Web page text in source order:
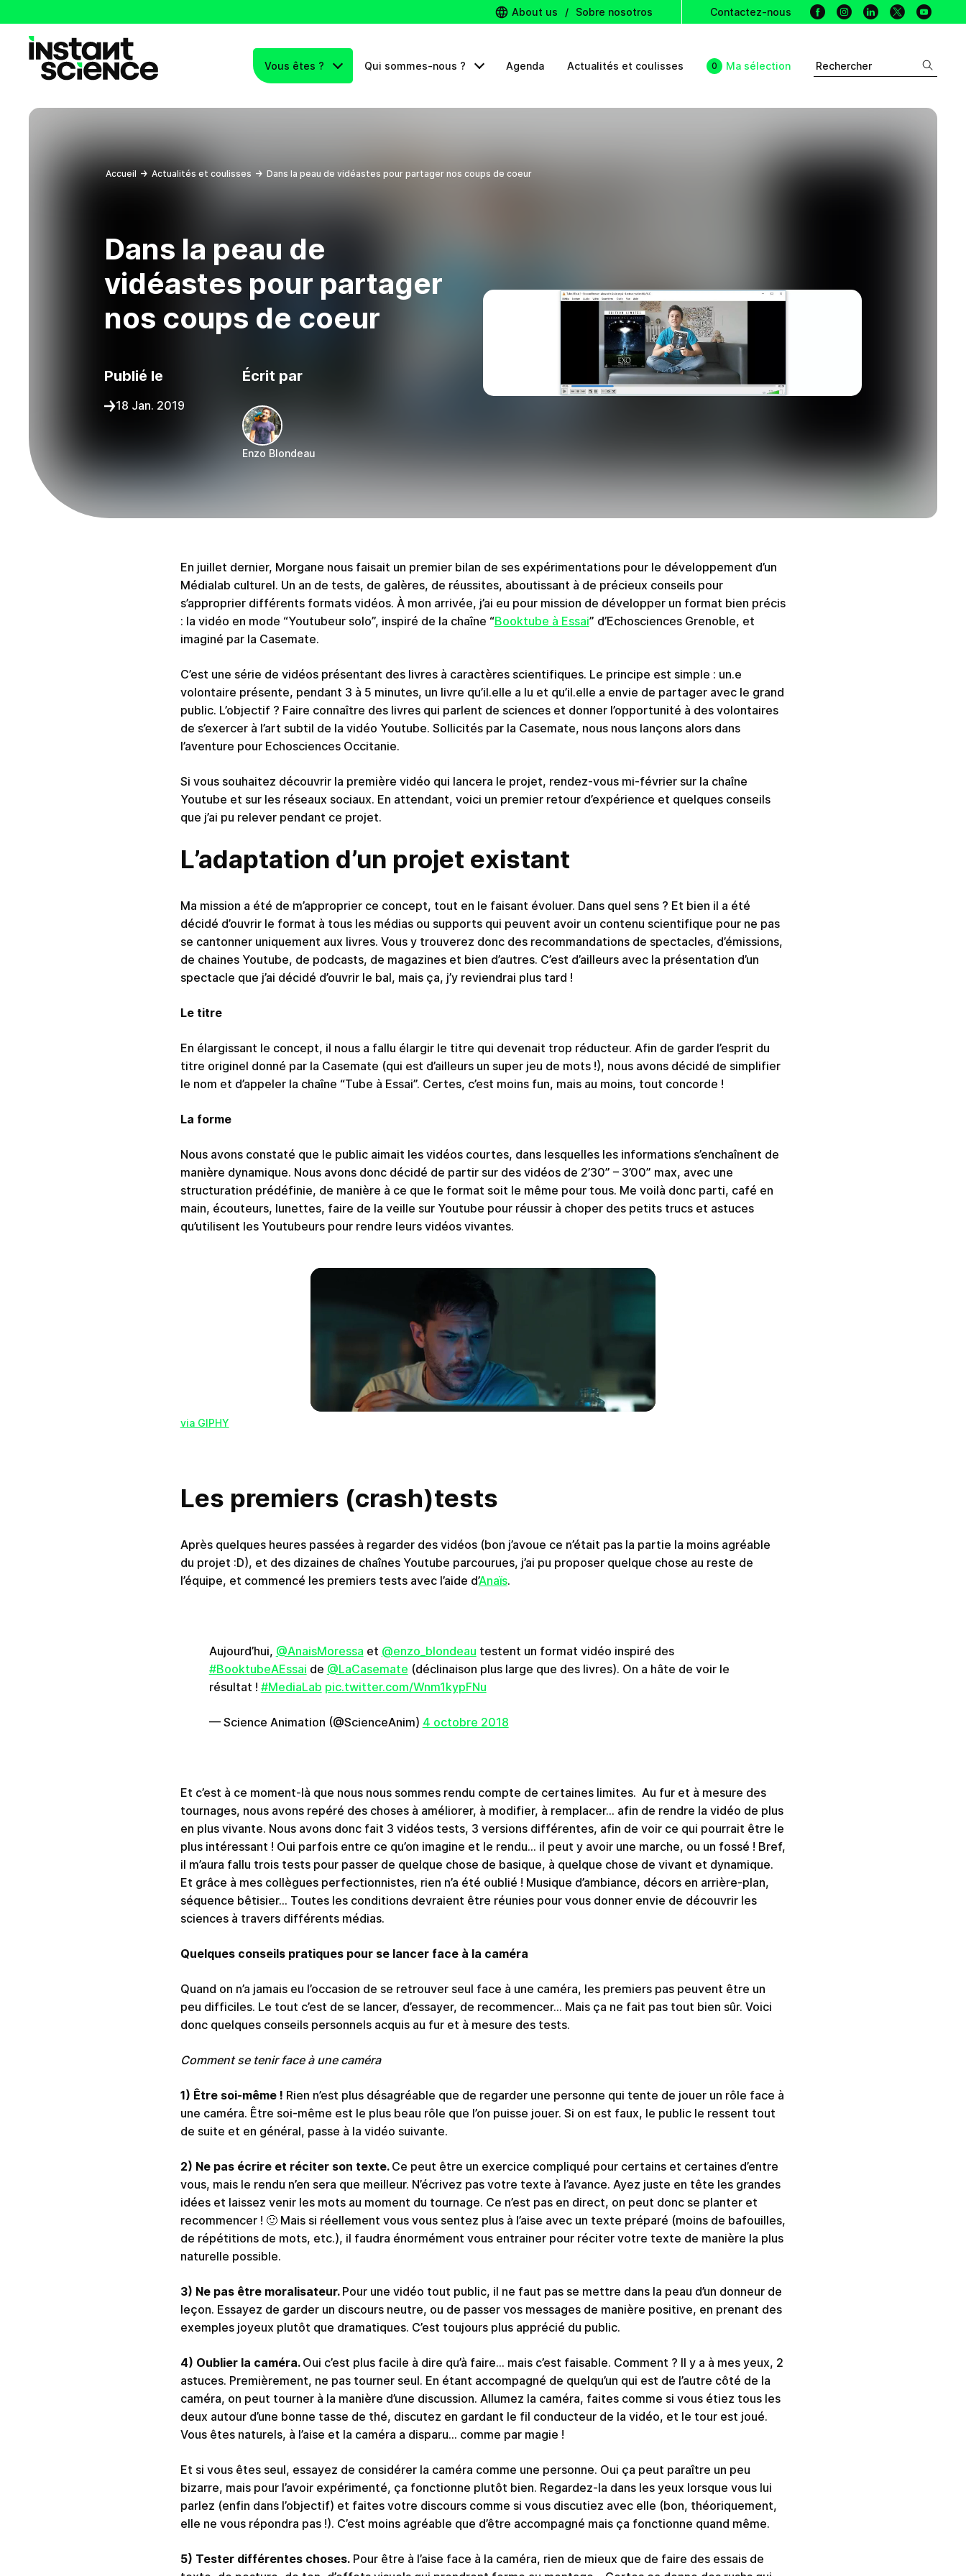
About us / Sobre nosotros Contactez-nous Facebook
Instagram
Linkedin
X
Vous êtes ? Qui sommes-nous ? Agenda Actualités et coulisses Ma sélection Rechercher
Accueil Actualités et coulisses Dans la peau de vidéastes pour partager nos coups de coeur
Dans la peau de
vidéastes pour partager
nos coups de coeur
Publié le
18 Jan. 2019
Écrit par
Enzo Blondeau
En juillet dernier, Morgane nous faisait un premier bilan de ses expérimentations pour le développement d’un
Médialab culturel. Un an de tests, de galères, de réussites, aboutissant à de précieux conseils pour
s’approprier différents formats vidéos. À mon arrivée, j’ai eu pour mission de développer un format bien précis
: la vidéo en mode “Youtubeur solo”, inspiré de la chaîne “Booktube à Essai” d’Echosciences Grenoble, et
imaginé par la Casemate.
C’est une série de vidéos présentant des livres à caractères scientifiques. Le principe est simple : un.e
volontaire présente, pendant 3 à 5 minutes, un livre qu’il.elle a lu et qu’il.elle a envie de partager avec le grand
public. L’objectif ? Faire connaître des livres qui parlent de sciences et donner l’opportunité à des volontaires
de s’exercer à l’art subtil de la vidéo Youtube. Sollicités par la Casemate, nous nous lançons alors dans
l’aventure pour Echosciences Occitanie.
Si vous souhaitez découvrir la première vidéo qui lancera le projet, rendez-vous mi-février sur la chaîne
Youtube et sur les réseaux sociaux. En attendant, voici un premier retour d’expérience et quelques conseils
que j’ai pu relever pendant ce projet.
L’adaptation d’un projet existant
Ma mission a été de m’approprier ce concept, tout en le faisant évoluer. Dans quel sens ? Et bien il a été
décidé d’ouvrir le format à tous les médias ou supports qui peuvent avoir un contenu scientifique pour ne pas
se cantonner uniquement aux livres. Vous y trouverez donc des recommandations de spectacles, d’émissions,
de chaines Youtube, de podcasts, de magazines et bien d’autres. C’est d’ailleurs avec la présentation d’un
spectacle que j’ai décidé d’ouvrir le bal, mais ça, j’y reviendrai plus tard !
Le titre
En élargissant le concept, il nous a fallu élargir le titre qui devenait trop réducteur. Afin de garder l’esprit du
titre originel donné par la Casemate (qui est d’ailleurs un super jeu de mots !), nous avons décidé de simplifier
le nom et d’appeler la chaîne “Tube à Essai”. Certes, c’est moins fun, mais au moins, tout concorde !
La forme
Nous avons constaté que le public aimait les vidéos courtes, dans lesquelles les informations s’enchaînent de
manière dynamique. Nous avons donc décidé de partir sur des vidéos de 2’30” – 3’00” max, avec une
structuration prédéfinie, de manière à ce que le format soit le même pour tous. Me voilà donc parti, café en
main, écouteurs, lunettes, faire de la veille sur Youtube pour réussir à choper des petits trucs et astuces
qu’utilisent les Youtubeurs pour rendre leurs vidéos vivantes.
via GIPHY
Les premiers (crash)tests
Après quelques heures passées à regarder des vidéos (bon j’avoue ce n’était pas la partie la moins agréable
du projet :D), et des dizaines de chaînes Youtube parcourues, j’ai pu proposer quelque chose au reste de
l’équipe, et commencé les premiers tests avec l’aide d’Anaïs.
Aujourd’hui, @AnaisMoressa et @enzo_blondeau testent un format vidéo inspiré des
#BooktubeAEssai de @LaCasemate (déclinaison plus large que des livres). On a hâte de voir le
résultat ! #MediaLab pic.twitter.com/Wnm1kypFNu
— Science Animation (@ScienceAnim) 4 octobre 2018
Et c’est à ce moment-là que nous nous sommes rendu compte de certaines limites. Au fur et à mesure des
tournages, nous avons repéré des choses à améliorer, à modifier, à remplacer… afin de rendre la vidéo de plus
en plus vivante. Nous avons donc fait 3 vidéos tests, 3 versions différentes, afin de voir ce qui pourrait être le
plus intéressant ! Oui parfois entre ce qu’on imagine et le rendu… il peut y avoir une marche, ou un fossé ! Bref,
il m’aura fallu trois tests pour passer de quelque chose de basique, à quelque chose de vivant et dynamique.
Et grâce à mes collègues perfectionnistes, rien n’a été oublié ! Musique d’ambiance, décors en arrière-plan,
séquence bêtisier… Toutes les conditions devraient être réunies pour vous donner envie de découvrir les
sciences à travers différents médias.
Quelques conseils pratiques pour se lancer face à la caméra
Quand on n’a jamais eu l’occasion de se retrouver seul face à une caméra, les premiers pas peuvent être un
peu difficiles. Le tout c’est de se lancer, d’essayer, de recommencer… Mais ça ne fait pas tout bien sûr. Voici
donc quelques conseils personnels acquis au fur et à mesure des tests.
Comment se tenir face à une caméra
1) Être soi-même ! Rien n’est plus désagréable que de regarder une personne qui tente de jouer un rôle face à
une caméra. Être soi-même est le plus beau rôle que l’on puisse jouer. Si on est faux, le public le ressent tout
de suite et en général, passe à la vidéo suivante.
2) Ne pas écrire et réciter son texte. Ce peut être un exercice compliqué pour certains et certaines d’entre
vous, mais le rendu n’en sera que meilleur. N’écrivez pas votre texte à l’avance. Ayez juste en tête les grandes
idées et laissez venir les mots au moment du tournage. Ce n’est pas en direct, on peut donc se planter et
recommencer ! 🙂 Mais si réellement vous vous sentez plus à l’aise avec un texte préparé (moins de bafouilles,
de répétitions de mots, etc.), il faudra énormément vous entrainer pour réciter votre texte de manière la plus
naturelle possible.
3) Ne pas être moralisateur. Pour une vidéo tout public, il ne faut pas se mettre dans la peau d’un donneur de
leçon. Essayez de garder un discours neutre, ou de passer vos messages de manière positive, en prenant des
exemples joyeux plutôt que dramatiques. C’est toujours plus apprécié du public.
4) Oublier la caméra. Oui c’est plus facile à dire qu’à faire… mais c’est faisable. Comment ? Il y a à mes yeux, 2
astuces. Premièrement, ne pas tourner seul. En étant accompagné de quelqu’un qui est de l’autre côté de la
caméra, on peut tourner à la manière d’une discussion. Allumez la caméra, faites comme si vous étiez tous les
deux autour d’une bonne tasse de thé, discutez en gardant le fil conducteur de la vidéo, et le tour est joué.
Vous êtes naturels, à l’aise et la caméra a disparu… comme par magie !
Et si vous êtes seul, essayez de considérer la caméra comme une personne. Oui ça peut paraître un peu
bizarre, mais pour l’avoir expérimenté, ça fonctionne plutôt bien. Regardez-la dans les yeux lorsque vous lui
parlez (enfin dans l’objectif) et faites votre discours comme si vous discutiez avec elle (bon, théoriquement,
elle ne vous répondra pas !). C’est moins agréable que d’être accompagné mais ça fonctionne quand même.
5) Tester différentes choses.Pour être à l’aise face à la caméra, rien de mieux que de faire des essais de